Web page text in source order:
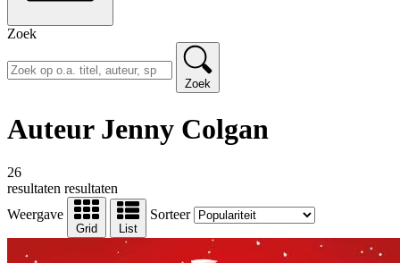
Zoek
Zoek
Auteur Jenny Colgan
26
resultaten resultaten
Weergave
Grid List
Sorteer